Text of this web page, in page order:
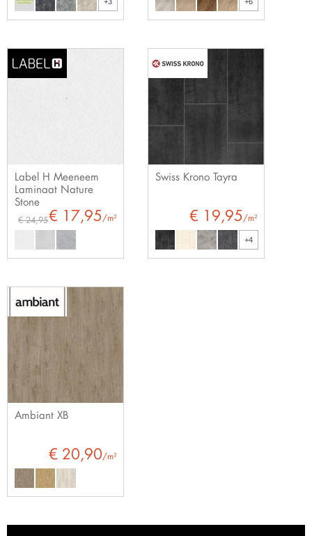
Label H Meeneem
Laminaat Nature
Stone
€ 17,95 /m²
€ 24,95
Swiss Krono Tayra
€ 19,95 /m²
+4
Ambiant XB
€ 20,90/m²